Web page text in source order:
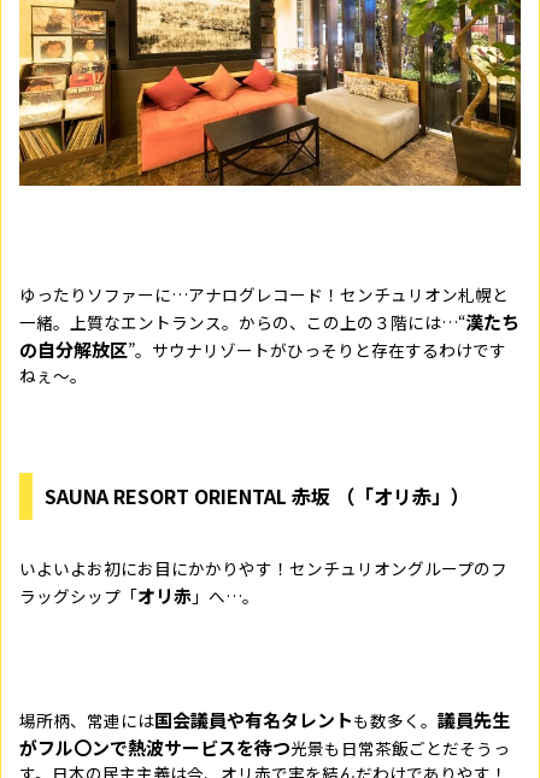
ゆったりソファーに…アナログレコード！センチュリオン札幌と
一緒。上質なエントランス。からの、この上の３階には…“漢たち
の自分解放区”。サウナリゾートがひっそりと存在するわけです
ねぇ～。
SAUNA RESORT ORIENTAL 赤坂 （「オリ赤」）
いよいよお初にお目にかかりやす！センチュリオングループのフ
ラッグシップ「オリ赤 」へ…。
場所柄、常連には国会議員や有名タレントも数多く。 議員先生
がフル〇ンで熱波サービスを待つ光景も日常茶飯ごとだそうっ
す。日本の民主主義は今、オリ赤で実を結んだわけでありやす！